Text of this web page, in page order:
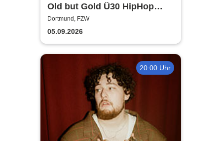
Old but Gold Ü30 HipHop
Party
Dortmund, FZW
05.09.2026
20:00 Uhr